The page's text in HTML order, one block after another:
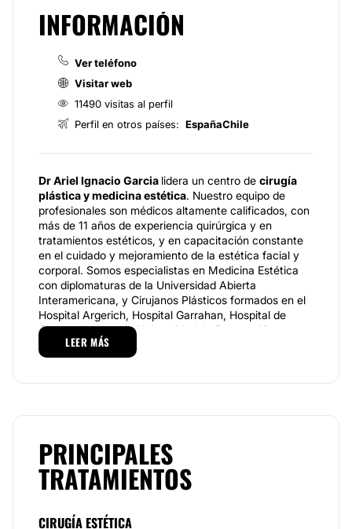
INFORMACIÓN
Ver teléfono
Visitar web
11490 visitas al perfil
Perfil en otros países: EspañaChile
Dr Ariel Ignacio Garcia lidera un centro de cirugía
plástica y medicina estética. Nuestro equipo de
profesionales son médicos altamente calificados, con
más de 11 años de experiencia quirúrgica y en
tratamientos estéticos, y en capacitación constante
en el cuidado y mejoramiento de la estética facial y
corporal. Somos especialistas en Medicina Estética
con diplomaturas de la Universidad Abierta
Interamericana, y Cirujanos Plásticos formados en el
Hospital Argerich, Hospital Garrahan, Hospital de
Quemados, y en la Universidad de Buenos Aires, con
certificaciones del Ministerio de Salud de la Nación.
Realizamos cirugías estéticas faciales y corporales
como: Rinoplastia, Blefaroplastia, Lifting, Otoplastia,
Cirugía de mamas, Ginecomastia, Reconstrucción
íntima, Cirugía de párpados, Implante capilar...
LEER MÁS
PRINCIPALES
TRATAMIENTOS
CIRUGÍA ESTÉTICA